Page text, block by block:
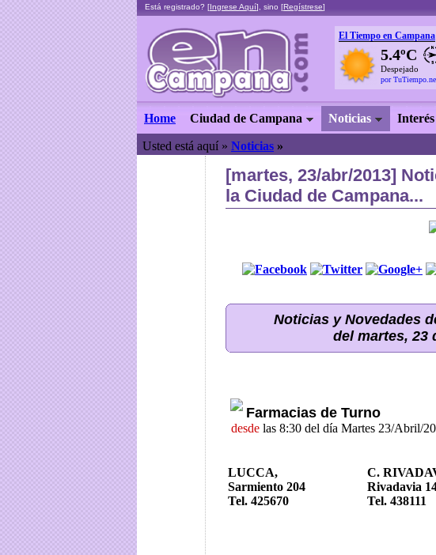
Está registrado? [Ingrese Aquí], sino [Regístrese]
El Tiempo en Campana
5.4ºC
Despejado
por
Home Ciudad de Campana Noticias
Usted está aquí » Noticias »
[martes, 23/abr/2013]
la Ciudad de Campana...
Noticias y Novedades
del martes, 23
Farmacias de Turno
desde las 8:30 del día Martes 23/Abril/
LUCCA,
Sarmiento 204
Tel. 425670
C.
Rivadavia
Tel. 438111